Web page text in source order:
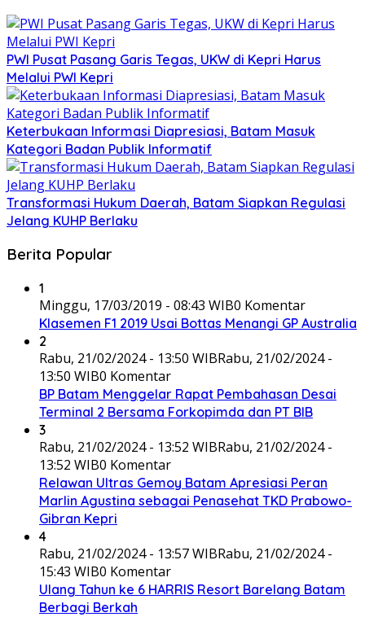
PWI Pusat Pasang Garis Tegas, UKW di Kepri Harus
Melalui PWI Kepri
Keterbukaan Informasi Diapresiasi, Batam Masuk
Kategori Badan Publik Informatif
Transformasi Hukum Daerah, Batam Siapkan Regulasi
Jelang KUHP Berlaku
Berita Popular
1
Minggu, 17/03/2019 - 08:43 WIB0 Komentar
Klasemen F1 2019 Usai Bottas Menangi GP Australia
2
Rabu, 21/02/2024 - 13:50 WIBRabu, 21/02/2024 -
13:50 WIB0 Komentar
BP Batam Menggelar Rapat Pembahasan Desai
Terminal 2 Bersama Forkopimda dan PT BIB
3
Rabu, 21/02/2024 - 13:52 WIBRabu, 21/02/2024 -
13:52 WIB0 Komentar
Relawan Ultras Gemoy Batam Apresiasi Peran
Marlin Agustina sebagai Penasehat TKD Prabowo-
Gibran Kepri
4
Rabu, 21/02/2024 - 13:57 WIBRabu, 21/02/2024 -
15:43 WIB0 Komentar
Ulang Tahun ke 6 HARRIS Resort Barelang Batam
Berbagi Berkah